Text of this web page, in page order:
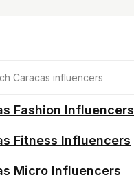
Fashion Influencers
Fitness Influencers
Micro Influencers